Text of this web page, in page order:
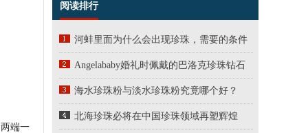
端一
阅读排行
河蚌里面为什么会出现珍珠，需要的条件
Angelababy婚礼时佩戴的巴洛克珍珠钻石
海水珍珠粉与淡水珍珠粉究竟哪个好？
北海珍珠必将在中国珍珠领域再塑辉煌